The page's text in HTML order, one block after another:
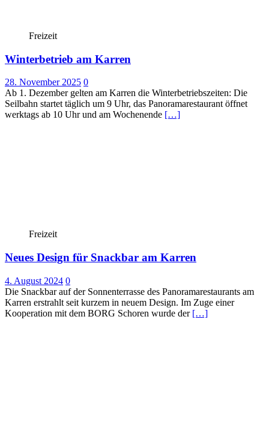
Freizeit
Winterbetrieb am Karren
28. November 2025 0
Ab 1. Dezember gelten am Karren die Winterbetriebszeiten: Die
Seilbahn startet täglich um 9 Uhr, das Panoramarestaurant öffnet
werktags ab 10 Uhr und am Wochenende […]
Freizeit
Neues Design für Snackbar am Karren
4. August 2024 0
Die Snackbar auf der Sonnenterrasse des Panoramarestaurants am
Karren erstrahlt seit kurzem in neuem Design. Im Zuge einer
Kooperation mit dem BORG Schoren wurde der […]